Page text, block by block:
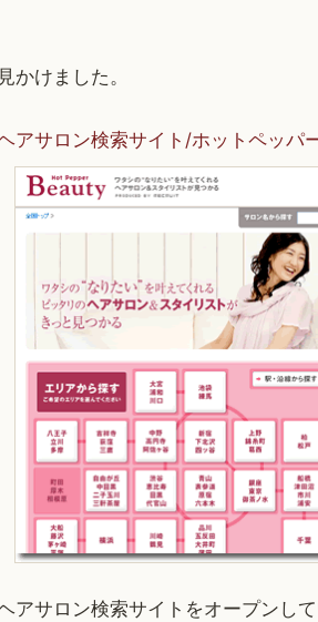
かけました。
アサロン検索サイト/ホットペッパ
アサロン検索サイトをオープンして